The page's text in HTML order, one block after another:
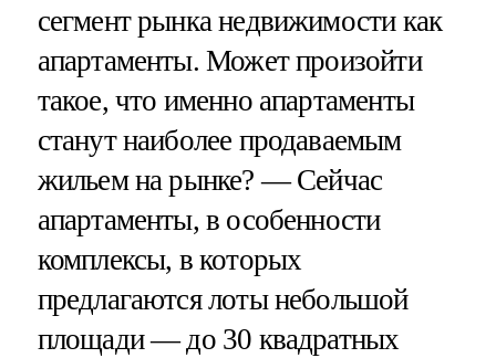
сегмент рынка недвижимости как
апартаменты. Может произойти
такое, что именно апартаменты
станут наиболее продаваемым
жильем на рынке? — Сейчас
апартаменты, в особенности
комплексы, в которых
предлагаются лоты небольшой
площади — до 30 квадратных